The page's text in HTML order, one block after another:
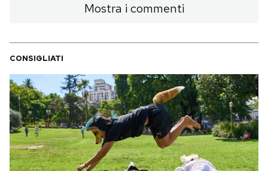
AREA PERSONALE
Area Personale
Newsletter
Notifiche mobile
Regala il Post
Hai bisogno di aiuto?
Mostra i commenti
CONSIGLIATI